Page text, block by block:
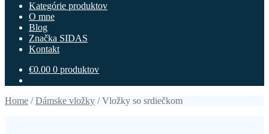
Kategórie produktov
O mne
Blog
Značka SIDAS
Kontakt
€0.00 0 produktov
Home /Dámske vložky /Vložky so srdiečkom